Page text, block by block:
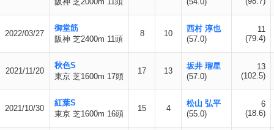
2022/03/27
御堂筋
阪神 芝2400m 11頭
8 10
西村 淳也
(57.0)
11
(79.4)
2021/11/20
秋色S
東京 芝1600m 17頭
17 13
坂井 瑠星
(57.0)
13
(102.5)
2021/10/30
紅葉S
東京 芝1600m 16頭
15 4
松山 弘平
(55.0)
6
(18.6)